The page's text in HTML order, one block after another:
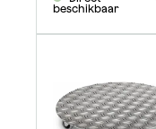
beschikbaar